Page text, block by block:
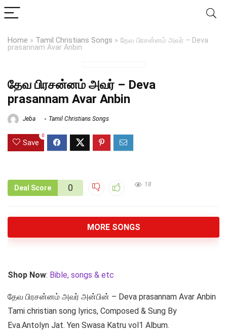
Home » Tamil Christians Songs » தேவ பிரசன்னம் அவர் – Deva
prasannam Avar Anbin
தேவ பிரசன்னம் அவர் – Deva
prasannam Avar Anbin
Jeba Tamil Christians Songs
Save
0
Deal Score 0 18
MORE SONGS
Shop Now: Bible, songs & etc
தேவ பிரசன்னம் அவர் அன்பின் – Deva prasannam Avar Anbin
Tami christian song lyrics, Composed & Sung By
Eva.Antolyn Jat. Yen Swasa Katru vol1 Album.